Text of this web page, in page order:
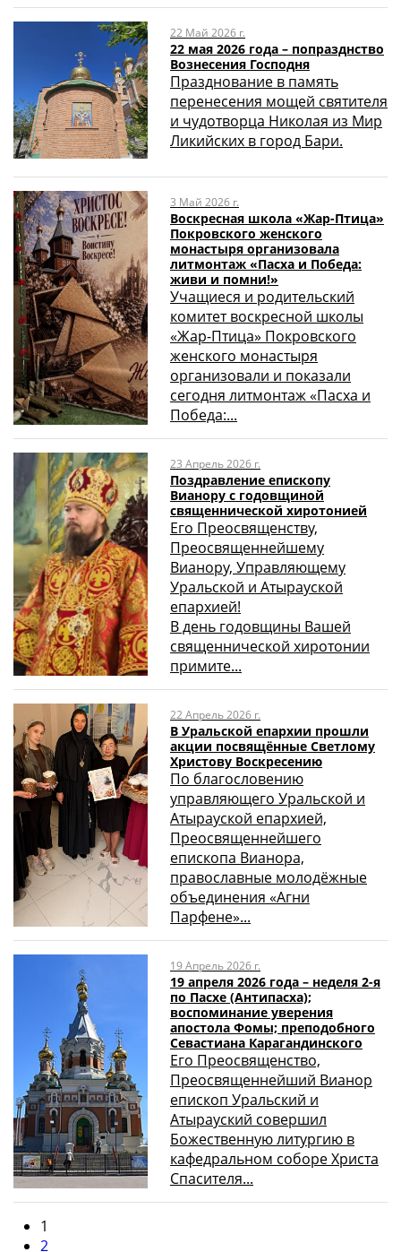
22 Май 2026 г.
22 мая 2026 года – попразднство
Вознесения Господня
Празднование в память
перенесения мощей святителя
и чудотворца Николая из Мир
Ликийских в город Бари.
3 Май 2026 г.
Воскресная школа «Жар-Птица»
Покровского женского
монастыря организовала
литмонтаж «Пасха и Победа:
живи и помни!»
Учащиеся и родительский
комитет воскресной школы
«Жар-Птица» Покровского
женского монастыря
организовали и показали
сегодня литмонтаж «Пасха и
Победа:...
23 Апрель 2026 г.
Поздравление епископу
Вианору с годовщиной
священнической хиротонией
Его Преосвященству,
Преосвященнейшему
Вианору, Управляющему
Уральской и Атырауской
епархией!
В день годовщины Вашей
священнической хиротонии
примите...
22 Апрель 2026 г.
В Уральской епархии прошли
акции посвящённые Светлому
Христову Воскресению
По благословению
управляющего Уральской и
Атырауской епархией,
Преосвященнейшего
епископа Вианора,
православные молодёжные
объединения «Агни
Парфене»...
19 Апрель 2026 г.
19 апреля 2026 года – неделя 2-я
по Пасхе (Антипасха);
воспоминание уверения
апостола Фомы; преподобного
Севастиана Карагандинского
Его Преосвященство,
Преосвященнейший Вианор
епископ Уральский и
Атырауский совершил
Божественную литургию в
кафедральном соборе Христа
Спасителя...
1
2